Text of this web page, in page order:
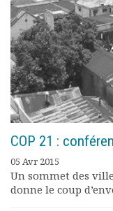
Rapports moraux
Rapports
Nous rejoindre
Le bulletin
Présentation du
Comité de rédaction
Bulletins Villes en
développement
Kiosk
Ressources
Nos actions
Podcast-AdP
COP 21 :
05 Avr 2015
Un sommet des
donne le coup